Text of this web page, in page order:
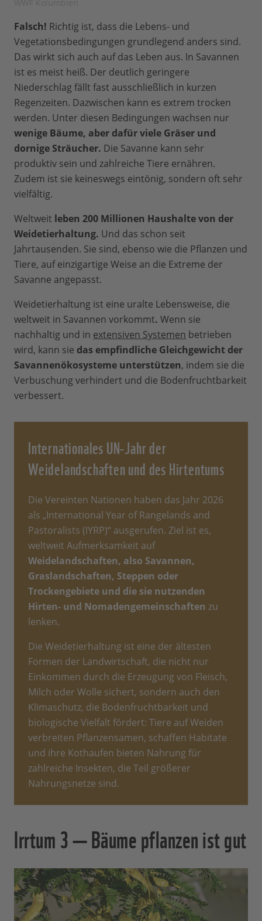
Falsch! Richtig ist, dass die Lebens- und
Vegetationsbedingungen grundlegend anders sind.
Das wirkt sich auch auf das Leben aus. In Savannen
ist es meist heiß. Der deutlich geringere
Niederschlag fällt fast ausschließlich in kurzen
Regenzeiten. Dazwischen kann es extrem trocken
werden. Unter diesen Bedingungen wachsen nur
wenige Bäume, aber dafür viele Gräser und
dornige Sträucher. Die Savanne kann sehr
produktiv sein und zahlreiche Tiere ernähren.
Zudem ist sie keineswegs eintönig, sondern oft sehr
vielfältig.
Weltweit leben 200 Millionen Haushalte von der
Weidetierhaltung. Und das schon seit
Jahrtausenden. Sie sind, ebenso wie die Pflanzen und
Tiere, auf einzigartige Weise an die Extreme der
Savanne angepasst.
Weidetierhaltung ist eine uralte Lebensweise, die
weltweit in Savannen vorkommt. Wenn sie
nachhaltig und in extensiven Systemen betrieben
wird, kann sie das empfindliche Gleichgewicht der
Savannenökosysteme unterstützen, indem sie die
Verbuschung verhindert und die Bodenfruchtbarkeit
verbessert.
Internationales UN-Jahr der
Weidelandschaften und des Hirtentums
Die Vereinten Nationen haben das Jahr 2026
als „International Year of Rangelands and
Pastoralists (IYRP)“ ausgerufen. Ziel ist es,
weltweit Aufmerksamkeit auf
Weidelandschaften, also Savannen,
Graslandschaften, Steppen oder
Trockengebiete und die sie nutzenden
Hirten- und Nomadengemeinschaften zu
lenken.
Die Weidetierhaltung ist eine der ältesten
Formen der Landwirtschaft, die nicht nur
Einkommen durch die Erzeugung von Fleisch,
Milch oder Wolle sichert, sondern auch den
Klimaschutz, die Bodenfruchtbarkeit und
biologische Vielfalt fördert: Tiere auf Weiden
verbreiten Pflanzensamen, schaffen Habitate
und ihre Kothaufen bieten Nahrung für
zahlreiche Insekten, die Teil größerer
Nahrungsnetze sind.
Irrtum 3 — Bäume pflanzen ist gut